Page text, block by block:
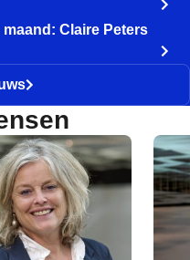
Claire Peters